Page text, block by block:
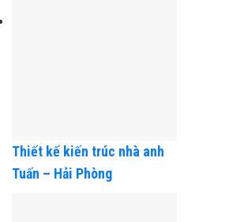
Thiết kế kiến trúc nhà anh
Tuấn – Hải Phòng